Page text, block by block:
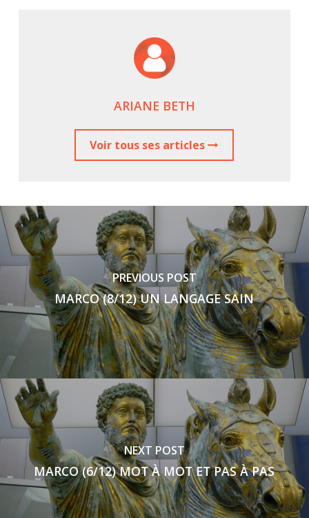
ARIANE BETH
Voir tous ses articles
PREVIOUS POST
MARCO (8/12) UN LANGAGE SAIN
NEXT POST
MARCO (6/12) MOT À MOT ET PAS À PAS